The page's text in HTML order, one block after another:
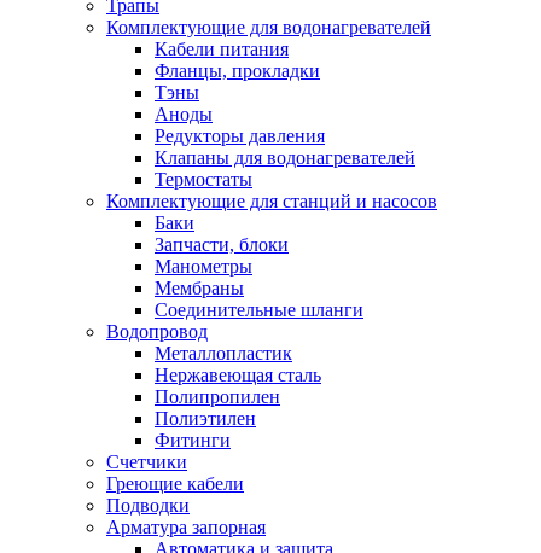
Вакансии
Трапы
Комплектующие для водонагревателей
Кабели питания
Фланцы, прокладки
Тэны
Аноды
Редукторы давления
Клапаны для водонагревателей
Термостаты
Комплектующие для станций и насосов
Баки
Запчасти, блоки
Манометры
Мембраны
Соединительные шланги
Водопровод
Металлопластик
Нержавеющая сталь
Полипропилен
Полиэтилен
Фитинги
Счетчики
Греющие кабели
Подводки
Арматура запорная
Автоматика и защита